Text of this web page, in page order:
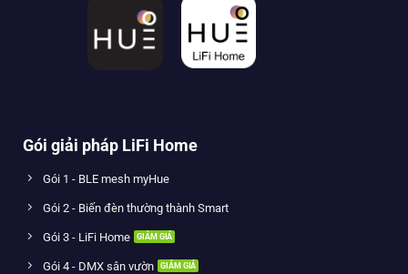
Gói giải pháp LiFi Home
Gói 1 - BLE mesh myHue
Gói 2 - Biến đèn thường thành Smart
Gói 3 - LiFi Home
Gói 4 - DMX sân vườn